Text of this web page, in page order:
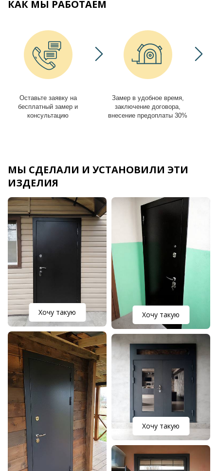
КАК МЫ РАБОТАЕМ
Оставьте заявку на
бесплатный замер и
консультацию
Замер в удобное время,
заключение договора,
внесение предоплаты 30%
МЫ СДЕЛАЛИ И УСТАНОВИЛИ ЭТИ
ИЗДЕЛИЯ
Хочу такую Хочу такую
Хочу такую